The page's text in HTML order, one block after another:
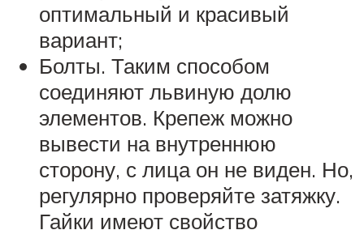
оптимальный и красивый
вариант;
Болты. Таким способом
соединяют львиную долю
элементов. Крепеж можно
вывести на внутреннюю
сторону, с лица он не виден. Но,
регулярно проверяйте затяжку.
Гайки имеют свойство